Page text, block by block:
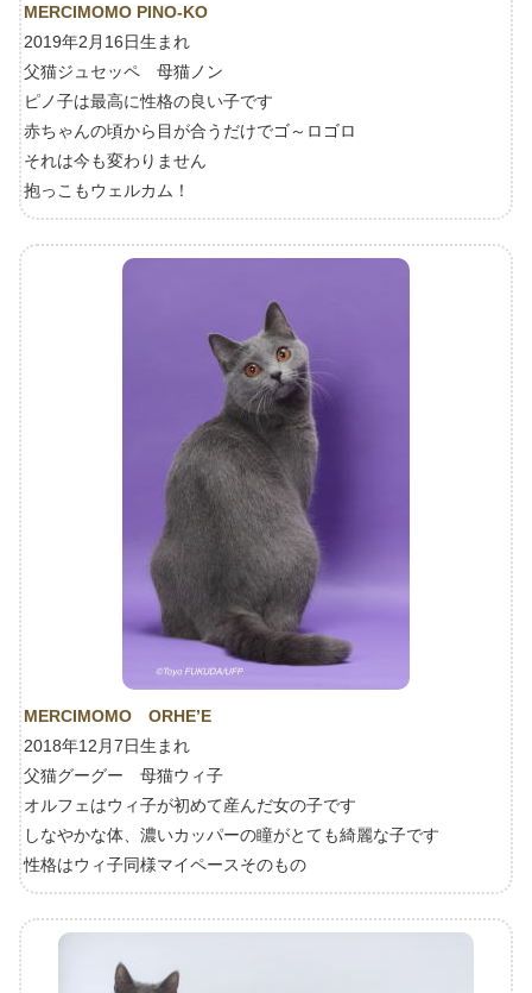
MERCIMOMO PINO-KO
2019年2月16日生まれ
父猫ジュセッペ 母猫ノン
ピノ子は最高に性格の良い子です
赤ちゃんの頃から目が合うだけでゴ～ロゴロ
それは今も変わりません
抱っこもウェルカム！
MERCIMOMO ORHE’E
2018年12月7日生まれ
父猫グーグー 母猫ウィ子
オルフェはウィ子が初めて産んだ女の子です
しなやかな体、濃いカッパーの瞳がとても綺麗な子です
性格はウィ子同様マイペースそのもの